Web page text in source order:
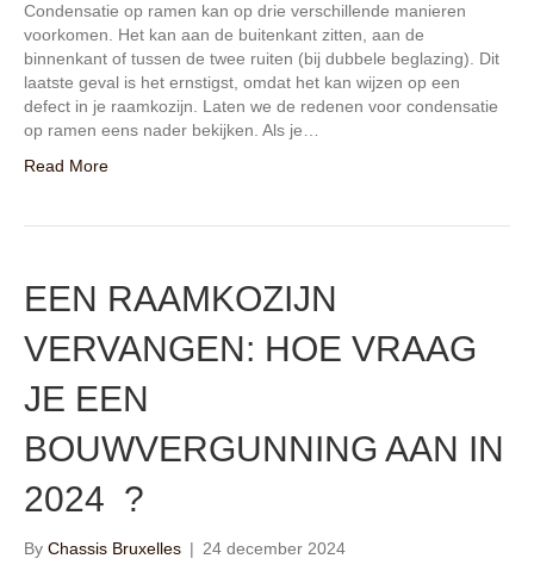
Condensatie op ramen kan op drie verschillende manieren
voorkomen. Het kan aan de buitenkant zitten, aan de
binnenkant of tussen de twee ruiten (bij dubbele beglazing). Dit
laatste geval is het ernstigst, omdat het kan wijzen op een
defect in je raamkozijn. Laten we de redenen voor condensatie
op ramen eens nader bekijken. Als je…
Read More
EEN RAAMKOZIJN
VERVANGEN: HOE VRAAG
JE EEN
BOUWVERGUNNING AAN IN
2024 ?
By Chassis Bruxelles | 24 december 2024